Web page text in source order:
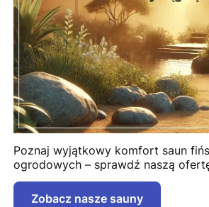
Poznaj wyjątkowy komfort saun
ogrodowych – sprawdź naszą
Zobacz nasze sauny